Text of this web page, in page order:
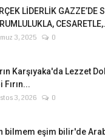
LİDERLİK GAZZE’DE
3, 2025 0
Karşıyaka'da Lezzet
Fırın...
3, 2026 0
bilmem eşim bilir'de